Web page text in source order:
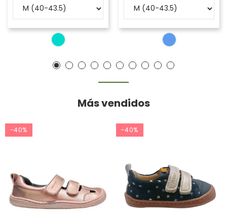
Más vendidos
-40% -40%